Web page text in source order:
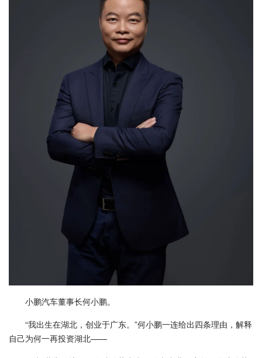
小鹏汽车董事长何小鹏。
“我出生在湖北，创业于广东。”何小鹏一连给出四条理由，解释
自己为何一再投资湖北——